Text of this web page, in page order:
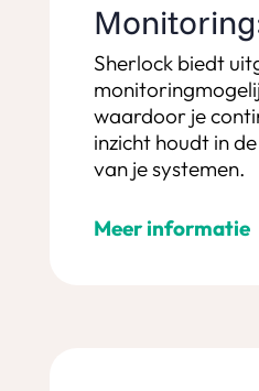
Sherlock biedt
waardoor je
inzicht houdt in
van je systemen.
Meer informatie